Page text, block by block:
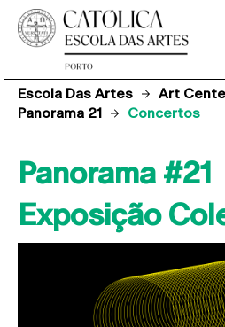
Escola Das Artes Art
Panorama 21
Concertos
Panorama #21
Exposição